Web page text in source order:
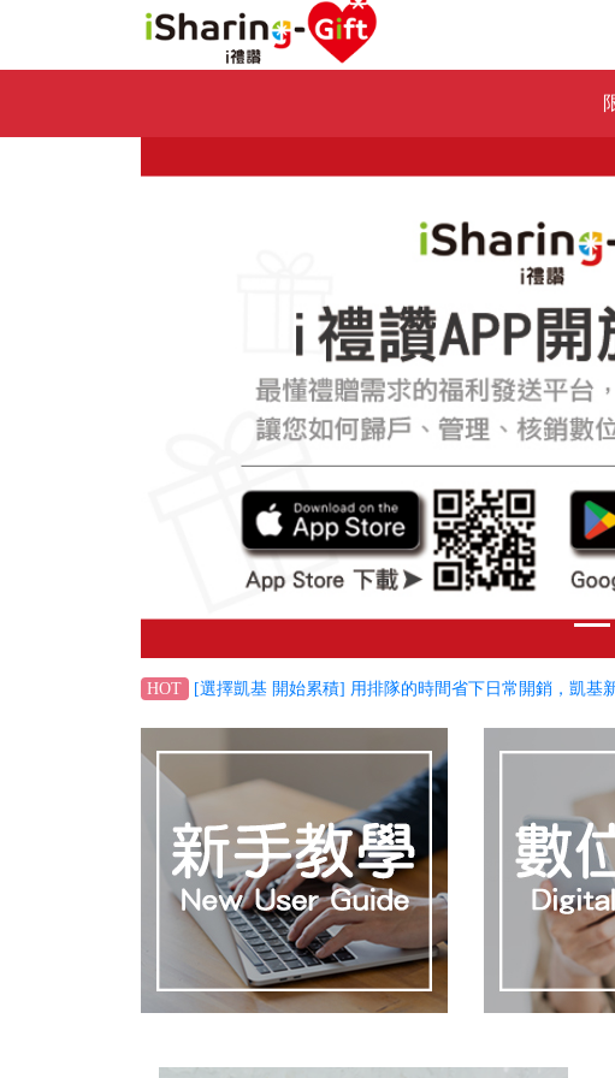
HOT [選擇凱基 開始累積] 用排隊的時間省下日常開銷，凱基